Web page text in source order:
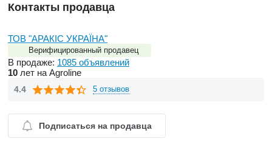
Контакты продавца
ТОВ "АРАКІС УКРАЇНА"
Верифицированный продавец
В продаже: 1085 объявлений
10 лет на Agroline
4.4 5 отзывов
Подписаться на продавца